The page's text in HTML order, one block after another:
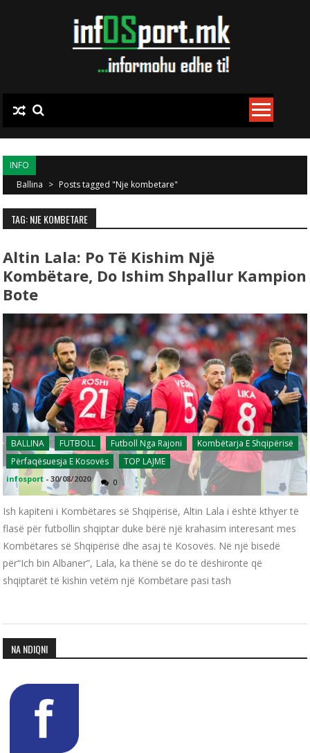
INFO
Ballina > Posts tagged "Nje kombetare"
TAG: NJE KOMBETARE
Altin Lala: Po Të Kishim Një
Kombëtare, Do Ishim Shpallur Kampion
Bote
BALLINA FUTBOLL Futboll Nga Rajoni
Kombëtarja E Shqipërisë
Përfaqësuesja E Kosovës
TOP LAJME
infosport -30/08/2020 0
Ish kapiteni i Kombëtares së Shqipërisë, Altin Lala i është kthyer të
flasë për futbollin shqiptar duke bërë një krahasim interesant mes
Kombëtares së Shqipërisë dhe asaj të Kosovës. Në një bisedë
për“Ich bin Albaner”, Lala, ka thënë se do të dëshironte që
shqiptarët të kishin vetëm një Kombëtare pasi tash
NA NDIQNI